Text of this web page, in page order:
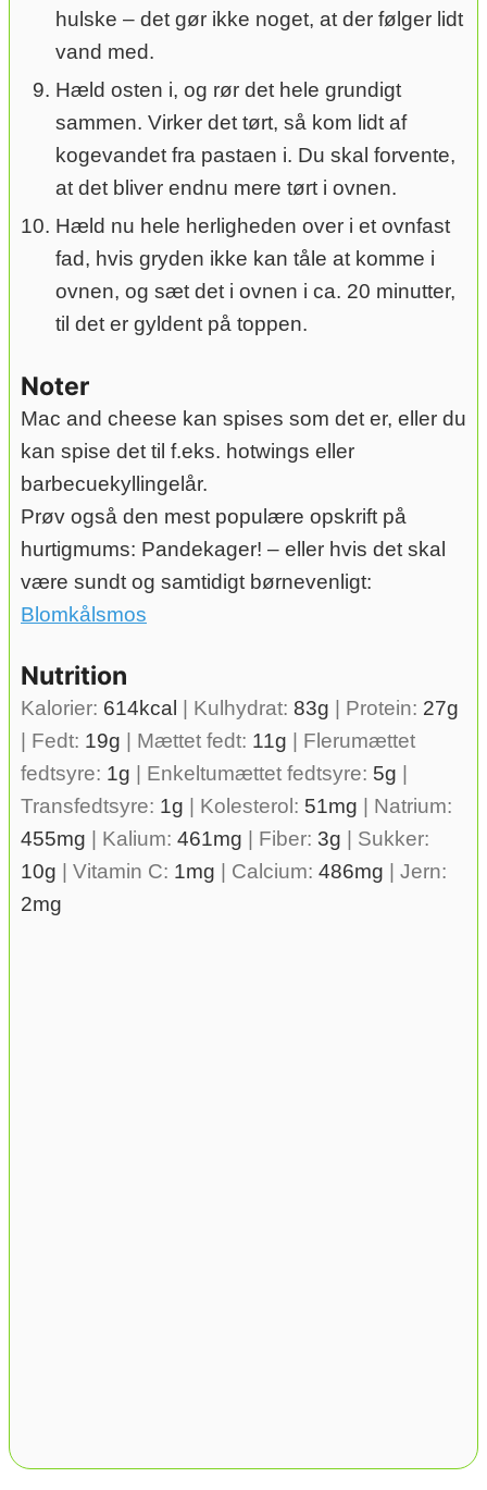
hulske – det gør ikke noget, at der følger lidt
vand med.
Hæld osten i, og rør det hele grundigt
sammen. Virker det tørt, så kom lidt af
kogevandet fra pastaen i. Du skal forvente,
at det bliver endnu mere tørt i ovnen.
Hæld nu hele herligheden over i et ovnfast
fad, hvis gryden ikke kan tåle at komme i
ovnen, og sæt det i ovnen i ca. 20 minutter,
til det er gyldent på toppen.
Noter
Mac and cheese kan spises som det er, eller du
kan spise det til f.eks. hotwings eller
barbecuekyllingelår.
Prøv også den mest populære opskrift på
hurtigmums: Pandekager! – eller hvis det skal
være sundt og samtidigt børnevenligt:
Blomkålsmos
Nutrition
Kalorier: 614kcal Kulhydrat: 83g Protein: 27g
Fedt: 19g Mættet fedt: 11g
Flerumættet
fedtsyre: 1g Enkeltumættet fedtsyre: 5g
Transfedtsyre: 1g Kolesterol: 51mg
Natrium:
455mg Kalium: 461mg Fiber: 3g
Sukker:
10g Vitamin C: 1mg Calcium: 486mg
Jern:
2mg